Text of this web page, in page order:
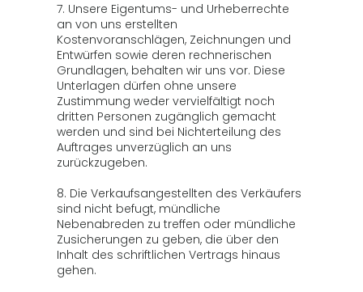
7. Unsere Eigentums- und Urheberrechte
an von uns erstellten
Kostenvoranschlägen, Zeichnungen und
Entwürfen sowie deren rechnerischen
Grundlagen, behalten wir uns vor. Diese
Unterlagen dürfen ohne unsere
Zustimmung weder vervielfältigt noch
dritten Personen zugänglich gemacht
werden und sind bei Nichterteilung des
Auftrages unverzüglich an uns
zurückzugeben.
8. Die Verkaufsangestellten des Verkäufers
sind nicht befugt, mündliche
Nebenabreden zu treffen oder mündliche
Zusicherungen zu geben, die über den
Inhalt des schriftlichen Vertrags hinaus
gehen.